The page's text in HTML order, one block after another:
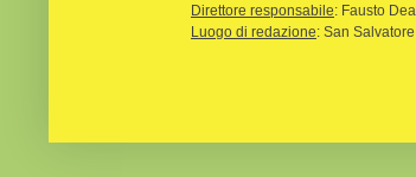
Direttore responsabile: Fausto
Luogo di redazione: San